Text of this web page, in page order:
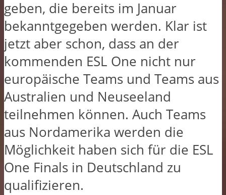
geben, die bereits im Januar
bekanntgegeben werden. Klar ist
jetzt aber schon, dass an der
kommenden ESL One nicht nur
europäische Teams und Teams aus
Australien und Neuseeland
teilnehmen können. Auch Teams
aus Nordamerika werden die
Möglichkeit haben sich für die ESL
One Finals in Deutschland zu
qualifizieren.